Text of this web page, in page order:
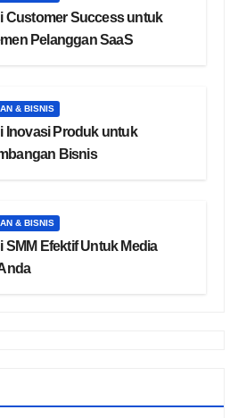
Customer Success untuk
Pelanggan SaaS
& BISNIS
Inovasi Produk untuk
Bisnis
& BISNIS
SMM Efektif Untuk Media